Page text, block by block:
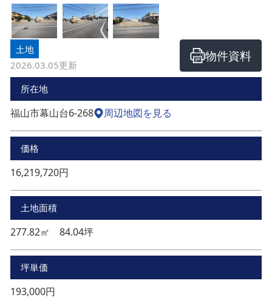
土地
2026.03.05更新
物件資料
所在地
福山市幕山台6-268 周辺地図を見る
価格
16,219,720円
土地面積
277.82㎡ 84.04坪
坪単価
193,000円